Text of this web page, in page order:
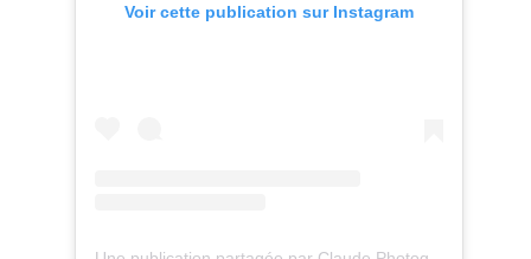
Voir cette publication sur Instagram